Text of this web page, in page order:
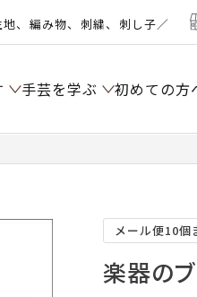
、編み物、刺繍、刺し子／
手芸を学ぶ 初めての方
メール便10個
楽器のブ